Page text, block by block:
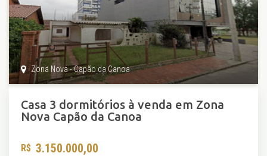
Zona Nova - Capão da Canoa
Casa 3 dormitórios à venda em Zona
Nova Capão da Canoa
3.150.000,00